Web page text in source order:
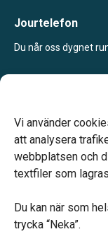
Vi använder
att analysera
webbplatsen och
textfiler som
Du kan när som
trycka “Neka”.
Jourtelefon
Du når oss dygnet
Kontoret bemannas
Vårt systerbolag